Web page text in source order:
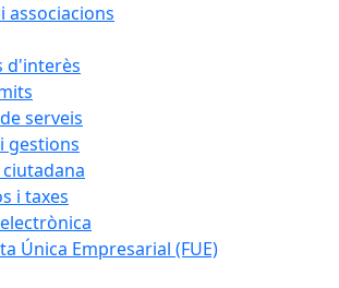
associacions
d'interès
serveis
gestions
i taxes
Única Empresarial (FUE)